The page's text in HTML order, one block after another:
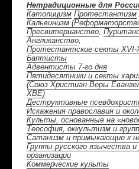
Нетрадиционные для
Католицизм Протестантизм
Кальвинизм(
Пресвитерианство,
Англиканство,
Протестантские секты XVI-
Баптисты
Адвентисты 7-го дня
Пятидесятники и секты
(Союз Христиан Веры
ХВЕ)
Деструктивные
Искажения православия и
Культы, основанные на
Теософия, оккультизм и
Сатанизм и примыкающие к
Группы русского язычества
организации
Коммерческие культы